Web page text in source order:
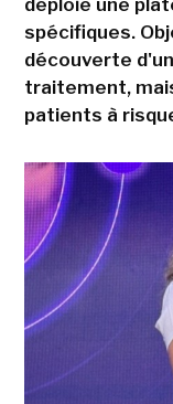
déploie une
spécifiques.
découverte
traitement,
patients à